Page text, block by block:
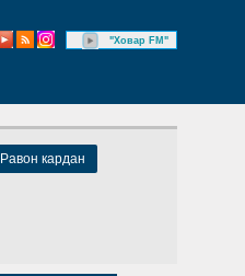
"Ховар FM"
Равон кардан